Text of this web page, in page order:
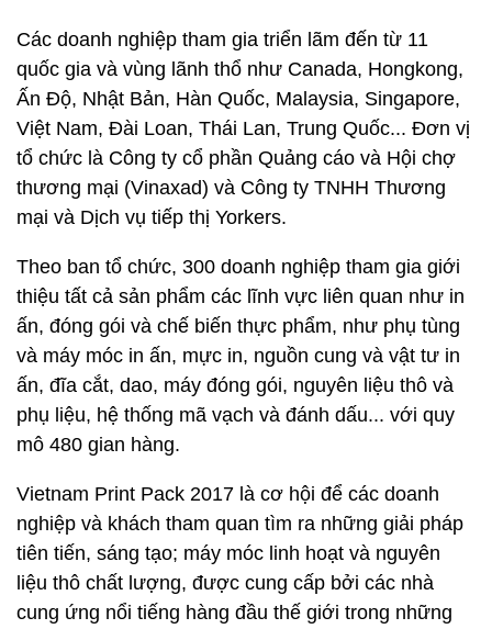
Các doanh nghiệp tham gia triển lãm đến từ 11
quốc gia và vùng lãnh thổ như Canada, Hongkong,
Ấn Độ, Nhật Bản, Hàn Quốc, Malaysia, Singapore,
Việt Nam, Đài Loan, Thái Lan, Trung Quốc... Đơn vị
tổ chức là Công ty cổ phần Quảng cáo và Hội chợ
thương mại (Vinaxad) và Công ty TNHH Thương
mại và Dịch vụ tiếp thị Yorkers.
Theo ban tổ chức, 300 doanh nghiệp tham gia giới
thiệu tất cả sản phẩm các lĩnh vực liên quan như in
ấn, đóng gói và chế biến thực phẩm, như phụ tùng
và máy móc in ấn, mực in, nguồn cung và vật tư in
ấn, đĩa cắt, dao, máy đóng gói, nguyên liệu thô và
phụ liệu, hệ thống mã vạch và đánh dấu... với quy
mô 480 gian hàng.
Vietnam Print Pack 2017 là cơ hội để các doanh
nghiệp và khách tham quan tìm ra những giải pháp
tiên tiến, sáng tạo; máy móc linh hoạt và nguyên
liệu thô chất lượng, được cung cấp bởi các nhà
cung ứng nổi tiếng hàng đầu thế giới trong những